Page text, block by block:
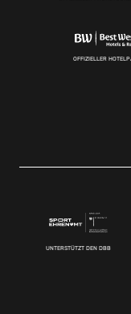
OFFIZIELLER
UNTERSTÜTZT DEN DBB